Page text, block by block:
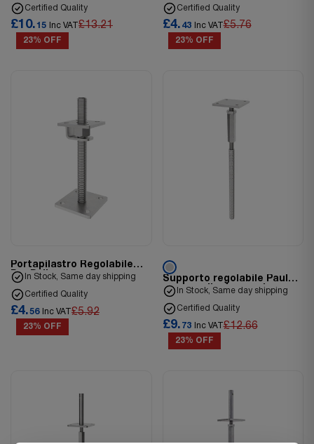
Certified Quality
£10. 15 Inc VAT £13.21
23% OFF
Certified Quality
£4. 43 Inc VAT£5.76
23% OFF
Portapilastro Regolabile
Per Pali
In Stock, Same day shipping
Certified Quality
£4.56 Inc VAT £5.92
23% OFF
Supporto regolabile Paul
per installazione nel
calcestruzzo
In Stock, Same day shipping
Certified Quality
£9. 73 Inc VAT£12.66
23% OFF